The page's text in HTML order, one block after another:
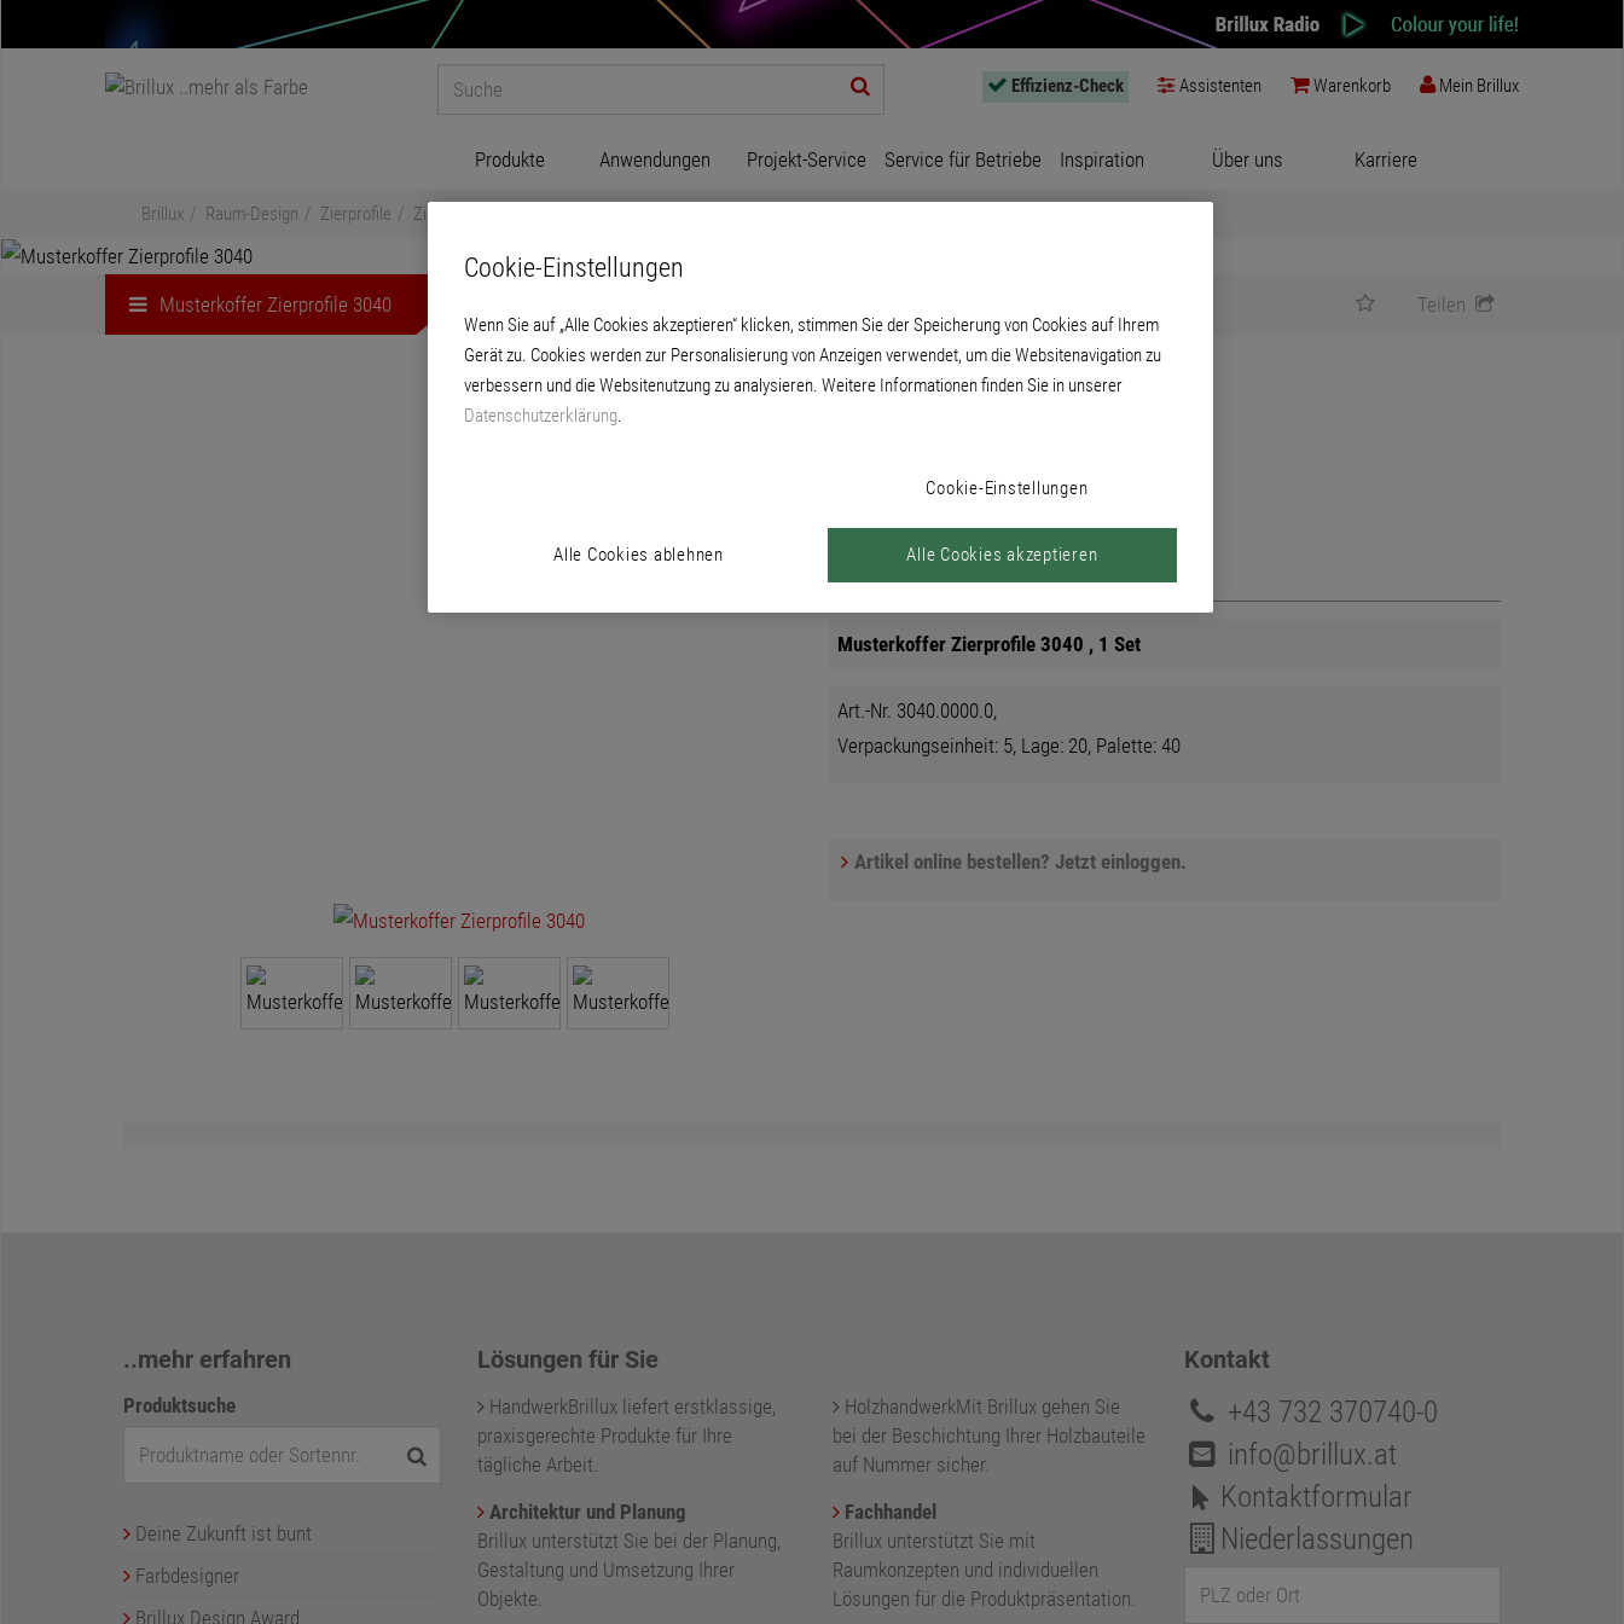
Effizienz-Check Assistenten Warenkorb Mein Brillux
Produkte Anwendungen Projekt-Service Service für Betriebe Inspiration Über uns Karriere
Brillux Raum-Design Zierprofile Zierprofile 3040
Musterkoffer Zierprofile 3040 Teilen
Musterkoffer Zierprofile 3040 , 1 Set
Art.-Nr. 3040.0000.0,
Verpackungseinheit: 5, Lage: 20, Palette: 40
Artikel online bestellen? Jetzt einloggen.
..mehr erfahren
Produktsuche
Deine Zukunft ist bunt
Farbdesigner
Brillux Design Award
Lösungen für Sie
HandwerkBrillux liefert erstklassige,
praxisgerechte Produkte für Ihre
tägliche Arbeit.
Architektur und Planung
Brillux unterstützt Sie bei der Planung,
Gestaltung und Umsetzung Ihrer
Objekte.
HolzhandwerkMit Brillux gehen Sie
bei der Beschichtung Ihrer Holzbauteile
auf Nummer sicher.
Fachhandel
Brillux unterstützt Sie mit
Raumkonzepten und individuellen
Lösungen für die Produktpräsentation.
Kontakt
+43 732 370740-0
info@brillux.at
Kontaktformular
Niederlassungen
Cookie-Einstellungen
Wenn Sie auf „Alle Cookies akzeptieren“ klicken, stimmen Sie der Speicherung von Cookies auf Ihrem
Gerät zu. Cookies werden zur Personalisierung von Anzeigen verwendet, um die Websitenavigation zu
verbessern und die Websitenutzung zu analysieren. Weitere Informationen finden Sie in unserer
Datenschutzerklärung.
Cookie-Einstellungen
Alle Cookies ablehnen Alle Cookies akzeptieren